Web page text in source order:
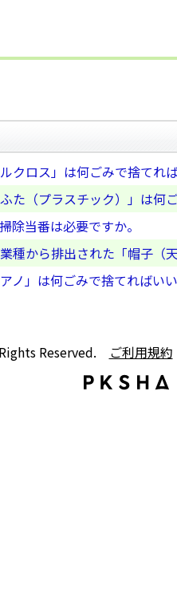
クロス」は何ごみで捨てれ
た（プラスチック）」は何
除当番は必要ですか。
種から排出された「帽子
ノ」は何ごみで捨てればい
Reserved. ご利用規約